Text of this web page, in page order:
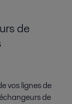
de
vos lignes de
de